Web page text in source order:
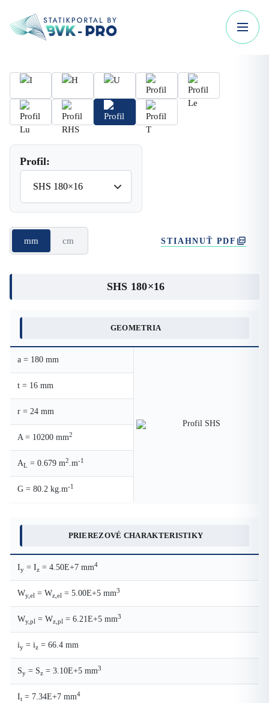
Profil:
mm cm STIAHNUŤ PDF
SHS 180×16
GEOMETRIA
a = 180 mm
t = 16 mm
r = 24 mm
A = 10200 mm2
AL = 0.679 m2.m-1
G = 80.2 kg.m-1
PRIEREZOVÉ CHARAKTERISTIKY
Iy = Iz = 4.50E+7 mm4
Wy,el = Wz,el = 5.00E+5 mm3
Wy,pl = Wz,pl = 6.21E+5 mm3
iy = iz = 66.4 mm
Sy = Sz = 3.10E+5 mm3
It = 7.34E+7 mm4